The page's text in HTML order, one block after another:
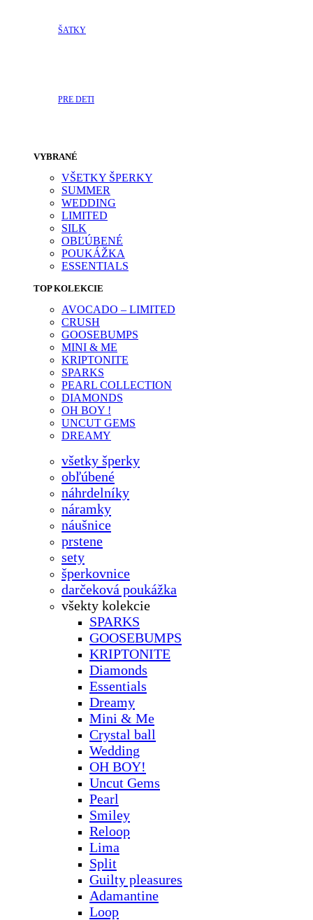
ŠATKY
PRE DETI
VYBRANÉ
VŠETKY ŠPERKY
SUMMER
WEDDING
LIMITED
SILK
OBĽÚBENÉ
POUKÁŽKA
ESSENTIALS
TOP KOLEKCIE
AVOCADO – LIMITED
CRUSH
GOOSEBUMPS
MINI & ME
KRIPTONITE
SPARKS
PEARL COLLECTION
DIAMONDS
OH BOY !
UNCUT GEMS
DREAMY
všetky šperky
obľúbené
náhrdelníky
náramky
náušnice
prstene
sety
šperkovnice
darčeková poukážka
všekty kolekcie
SPARKS
GOOSEBUMPS
KRIPTONITE
Diamonds
Essentials
Dreamy
Mini & Me
Crystal ball
Wedding
OH BOY!
Uncut Gems
Pearl
Smiley
Reloop
Lima
Split
Guilty pleasures
Adamantine
Loop